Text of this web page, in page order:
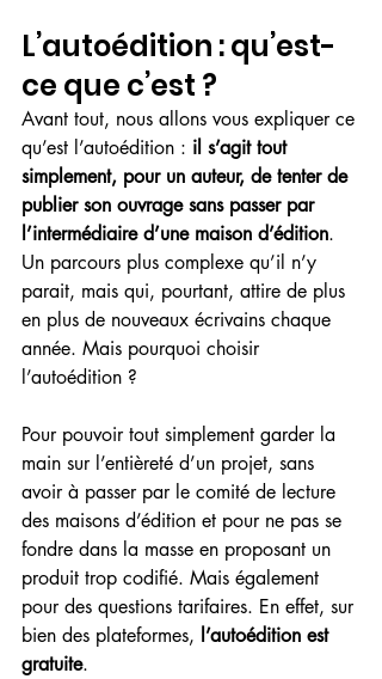
L’autoédition : qu’est-
ce que c’est ?
Avant tout, nous allons vous expliquer ce
qu’est l’autoédition : il s’agit tout
simplement, pour un auteur, de tenter de
publier son ouvrage sans passer par
l’intermédiaire d’une maison d’édition.
Un parcours plus complexe qu’il n’y
parait, mais qui, pourtant, attire de plus
en plus de nouveaux écrivains chaque
année. Mais pourquoi choisir
l’autoédition ?
Pour pouvoir tout simplement garder la
main sur l’entièreté d’un projet, sans
avoir à passer par le comité de lecture
des maisons d’édition et pour ne pas se
fondre dans la masse en proposant un
produit trop codifié. Mais également
pour des questions tarifaires. En effet, sur
bien des plateformes, l’autoédition est
gratuite.